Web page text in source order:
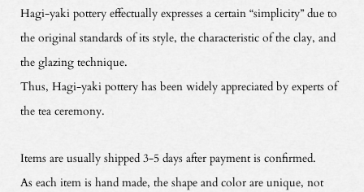
Hagi-yaki pottery effectually expresses a certain “simplicity” due to
the original standards of its style, the characteristic of the clay, and
the glazing technique.
Thus, Hagi-yaki pottery has been widely appreciated by experts of
the tea ceremony.
Items are usually shipped 3-5 days after payment is confirmed.
As each item is hand made, the shape and color are unique, not